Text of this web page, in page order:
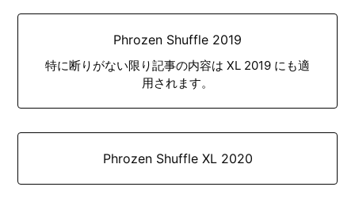
Phrozen Shuffle 2019
特に断りがない限り記事の内容は XL 2019 にも適
用されます。
Phrozen Shuffle XL 2020